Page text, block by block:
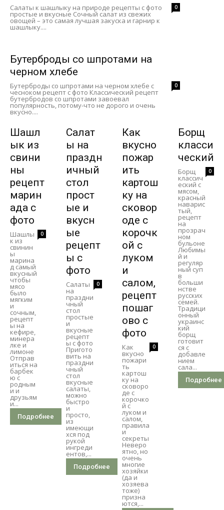
0
Салаты к шашлыку на природе рецепты с фото
простые и вкусные Сочный салат из свежих
овощей – это самая лучшая закуска и гарнир к
шашлыку....
Бутерброды со шпротами на
черном хлебе
0
Бутерброды со шпротами на черном хлебе с
чесноком рецепт с фото Классический рецепт
бутербродов со шпротами завоевал
популярность, потому-что не дорого и очень
вкусно....
Шашл
ык из
свини
ны
рецепт
марин
ада с
фото
0
Шашлы
к из
свинин
ы
марина
д самый
вкусный
чтобы
мясо
было
мягким
и
сочным,
рецепт
ы на
кефире,
минера
лке и
лимоне
Отправ
иться на
барбек
ю с
родным
и и
друзьям
и...
Подробнее
Салат
ы на
праздн
ичный
стол
прост
ые и
вкусн
ые
рецепт
ы с
фото
0
Салаты
на
праздни
чный
стол
простые
и
вкусные
рецепт
ы с фото
Пригото
вить на
праздни
чный
стол
вкусные
салаты,
можно
быстро
и
просто,
из
имеющи
хся под
рукой
ингреди
ентов,...
Подробнее
Как
вкусно
пожар
ить
картош
ку на
сковор
оде с
корочк
ой с
луком
и
салом,
рецепт
пошаг
ово с
фото
0
Как
вкусно
пожари
ть
картош
ку на
сковоро
де с
корочко
й с
луком и
салом,
правила
и
секреты
Неверо
ятно, но
очень
многие
хозяйки
(да и
хозяева
тоже)
призна
ются,...
Борщ
класси
ческий
0
Борщ
классич
еский с
мясом,
красный
наварис
тый,
рецепт
на
прозрач
ном
бульоне
Любимы
й и
регуляр
ный суп
в
больши
нстве
русских
семей.
Традици
онный
украинс
кий
борщ
готовит
ся с
добавле
нием
сала...
Подробнее